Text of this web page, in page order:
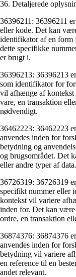
36. Detaljerede
36396211: 36396211
eller kode. Det kan
identifikator af en
dette specifikke
er brugt i.
36396213: 36396213
som identifikator for
vil afhænge af kontekst
vare, en transaktion
nødvendigt.
36462223: 36462223
anvendes inden for
betydning og
og brugsområdet. Det
eller andre typer af data.
36726319: 36726319
specifikt nummer eller
kontekst vil variere
inden for. Det kan være
ordre, en transaktion
36874376: 36874376
anvendes inden for
betydning vil variere
en reference til en
andet relevant.